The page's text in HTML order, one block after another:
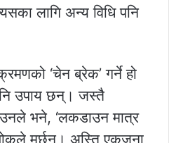
लागि अन्य विधि पनि
‘चेन ब्रेक’ गर्ने हो
उपाय छन्। जस्तै
उनले भने, ‘लकडाउन मात्र
मर्छन्। अस्ति एकजना